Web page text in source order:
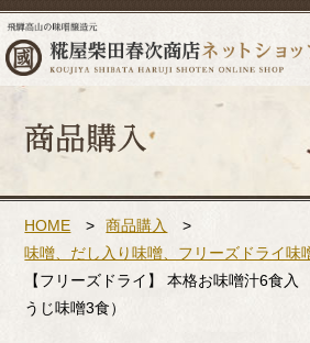
HOME > 商品購入
>
味噌、だし入り味噌、フリーズドライ味
【フリーズドライ】 本格お味噌汁6食入
うじ味噌3食）